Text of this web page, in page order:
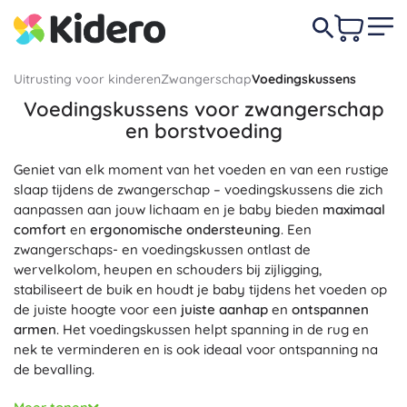
Uitrusting voor kinderenZwangerschapVoedingskussens
Voedingskussens voor zwangerschap
en borstvoeding
Geniet van elk moment van het voeden en van een rustige
slaap tijdens de zwangerschap – voedingskussens die zich
aanpassen aan jouw lichaam en je baby bieden maximaal
comfort en ergonomische ondersteuning. Een
zwangerschaps- en voedingskussen ontlast de
wervelkolom, heupen en schouders bij zijligging,
stabiliseert de buik en houdt je baby tijdens het voeden op
de juiste hoogte voor een juiste aanhap en ontspannen
armen. Het voedingskussen helpt spanning in de rug en
nek te verminderen en is ook ideaal voor ontspanning na
de bevalling.
Kies de vorm en het materiaal die bij je passen: